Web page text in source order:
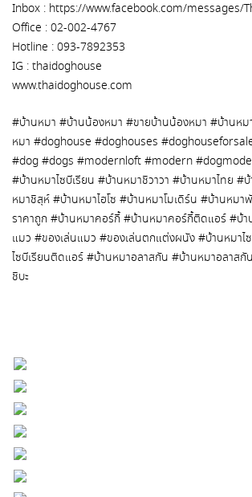
Inbox : https://www.facebook.com/messages/
Office : 02-002-4767
Hotline : 093-7892353
IG : thaidoghouse
www.thaidoghouse.com
#บ้านหมา #บ้านน้องหมา #ขายบ้านน้องหมา #บ้านห
หมา #doghouse #doghouses
#dog #dogs #modernloft #modern
#บ้านหมาไซบีเรียน #บ้านหมาชิวาวา #บ้านหมาไทย #
หมาชิสุห์ #บ้านหมาไฮโซ #บ้านหมาโมเดิร์น #บ้านหมา
ราคาถูก #บ้านหมาคอร์กี้ #บ้านหมาคอร์กี้ติดแอร์ #บ้
แมว #ของเล่นแมว #ของเล่นตกแต่งผนัง #บ้านหมาไ
ไซบีเรียนติดแอร์ #บ้านหมาอลาสกัน #บ้านหมาอลาส
ชิบะ